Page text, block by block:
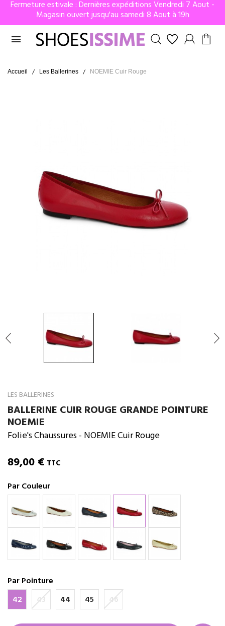
Fermeture estivale : Dernières expéditions Vendredi 7 Aout -
Magasin ouvert jusqu'au samedi 8 Aout à 19h

Accueil Les Ballerines NOEMIE Cuir Rouge
LES BALLERINES
BALLERINE CUIR ROUGE GRANDE POINTURE
NOEMIE
Folie's Chaussures- NOEMIE Cuir Rouge
89,00 € TTC
Par Couleur
Par Pointure
42
43 44 45 46